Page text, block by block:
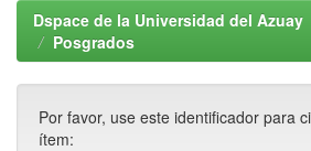
Dspace de la Universidad del Azuay
Posgrados
Por favor, use este identificador para
ítem: